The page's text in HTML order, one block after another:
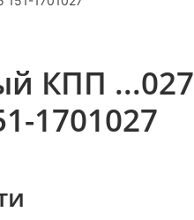
КПП ...027
1701027